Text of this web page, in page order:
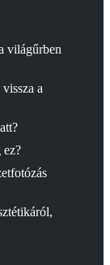
világűrben
a
ez?